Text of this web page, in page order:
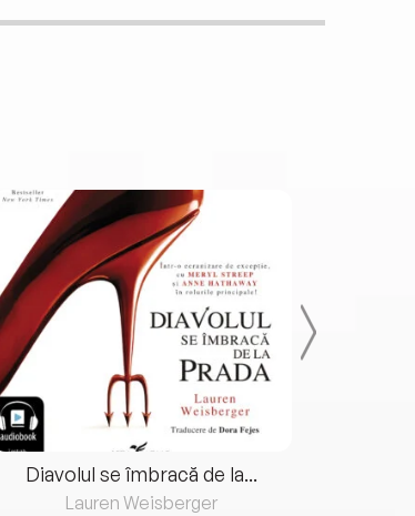
Diavolul se îmbracă de la...
Lauren Weisberger